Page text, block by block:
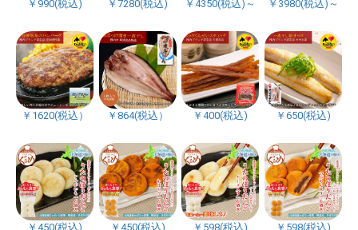
￥990(税込) ￥7280(税込) ￥4350(税込)～ ￥3980(税込)～
￥1620(税込） ￥864(税込） ￥400(税込) ￥650(税込)
￥450(税込) ￥450(税込) ￥598(税込) ￥598(税込)